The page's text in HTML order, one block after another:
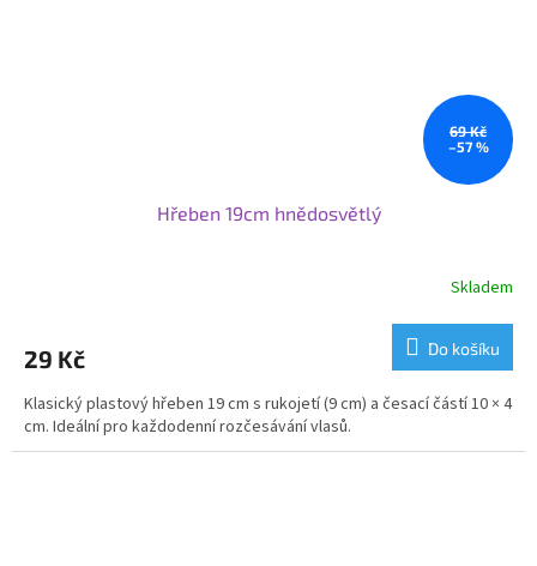
69 Kč
–57 %
Hřeben 19cm hnědosvětlý
Skladem
29 Kč Do košíku
Klasický plastový hřeben 19 cm s rukojetí (9 cm) a česací částí 10 × 4
cm. Ideální pro každodenní rozčesávání vlasů.